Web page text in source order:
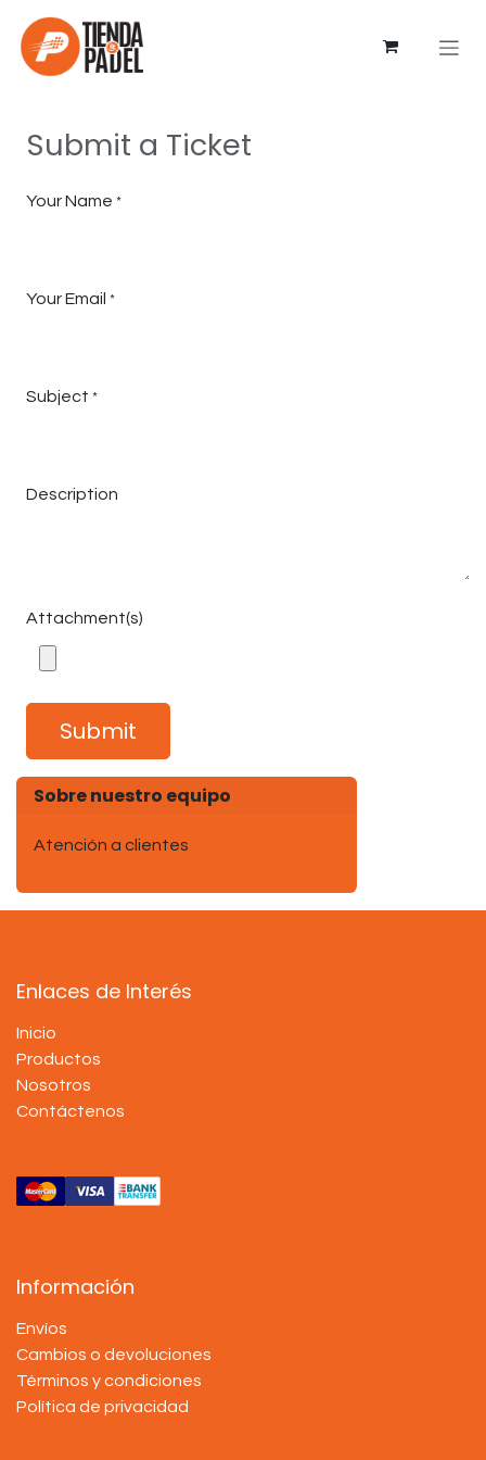
Ir al contenido
Submit a Ticket
Your Name *
Your Email *
Subject *
Description
Attachment(s)
Submit
Sobre nuestro equipo
Atención a clientes
Enlaces de Interés
Inicio
Productos
Nosotros
Contáctenos
Información
Envíos
Cambios o devoluciones
Términos y condiciones
Política de privacidad